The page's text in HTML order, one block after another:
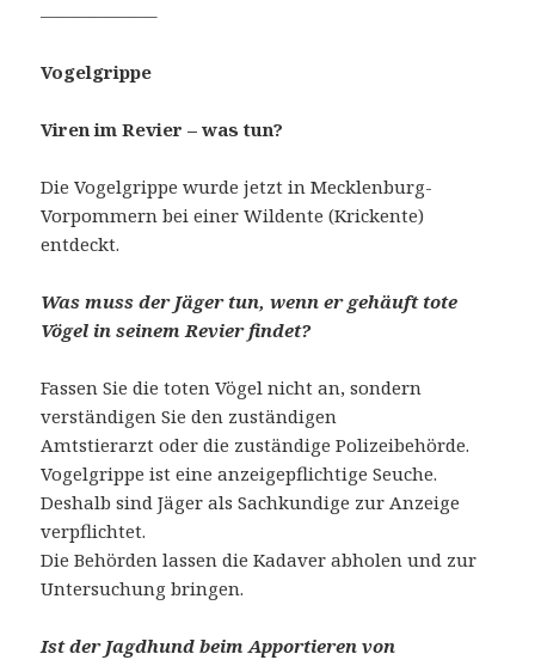
——————–
Vogelgrippe
Viren im Revier – was tun?
Die Vogelgrippe wurde jetzt in Mecklenburg-
Vorpommern bei einer Wildente (Krickente)
entdeckt.
Was muss der Jäger tun, wenn er gehäuft tote
Vögel in seinem Revier findet?
Fassen Sie die toten Vögel nicht an, sondern
verständigen Sie den zuständigen
Amtstierarzt oder die zuständige Polizeibehörde.
Vogelgrippe ist eine anzeigepflichtige Seuche.
Deshalb sind Jäger als Sachkundige zur Anzeige
verpflichtet.
Die Behörden lassen die Kadaver abholen und zur
Untersuchung bringen.
Ist der Jagdhund beim Apportieren von